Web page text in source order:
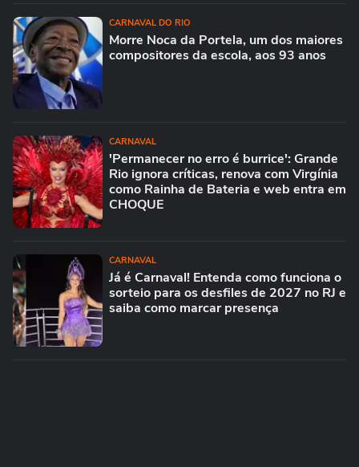
CARNAVAL DO RIO
Morre Noca da Portela, um dos maiores
compositores da escola, aos 93 anos
CARNAVAL
'Permanecer no erro é burrice': Grande
Rio ignora críticas, renova com Virgínia
como Rainha de Bateria e web entra em
CHOQUE
CARNAVAL
Já é Carnaval! Entenda como funciona o
sorteio para os desfiles de 2027 no RJ e
saiba como marcar presença